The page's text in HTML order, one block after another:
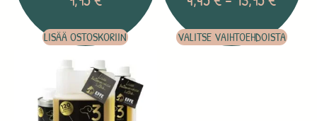
LISÄÄ OSTOSKORIIN VALITSE VAIHTOEHDOISTA